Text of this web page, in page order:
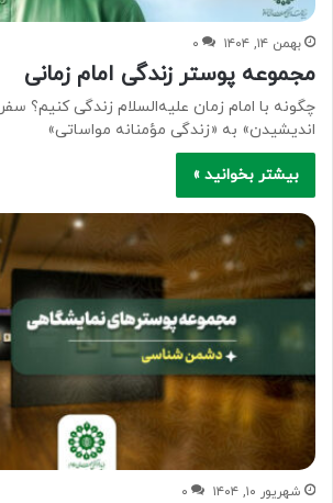
بهمن ۱۴, ۱۴۰۴ ۰
مجموعه پوستر زندگی امام زمانی
چگونه با امام زمان علیه‌السلام زندگی کنیم؟
اندیشیدن» به «زندگی مؤمنانه مواساتی»
بیشتر بخوانید »
شهریور ۱۰, ۱۴۰۴ ۰